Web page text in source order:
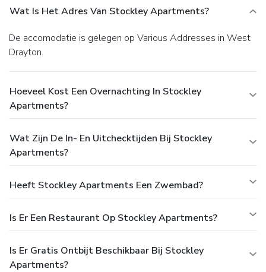
Wat Is Het Adres Van Stockley Apartments?
De accomodatie is gelegen op Various Addresses in West
Drayton.
Hoeveel Kost Een Overnachting In Stockley
Apartments?
Wat Zijn De In- En Uitchecktijden Bij Stockley
Apartments?
Heeft Stockley Apartments Een Zwembad?
Is Er Een Restaurant Op Stockley Apartments?
Is Er Gratis Ontbijt Beschikbaar Bij Stockley
Apartments?